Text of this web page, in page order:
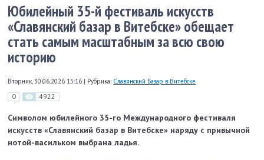
Юбилейный 35-й фестиваль искусств
«Славянский базар в Витебске» обещает
стать самым масштабным за всю свою
историю
Вторник, 30.06.2026 15:16 | Рубрика: Славянский Базар в Витебске
0 4922
Символом юбилейного 35-го Международного фестиваля
искусств «Славянский базар в Витебске» наряду с привычной
нотой-васильком выбрана ладья.